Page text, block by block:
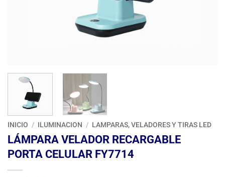
INICIO / ILUMINACION / LAMPARAS, VELADORES Y TIRAS LED
LÁMPARA VELADOR RECARGABLE
PORTA CELULAR FY7714